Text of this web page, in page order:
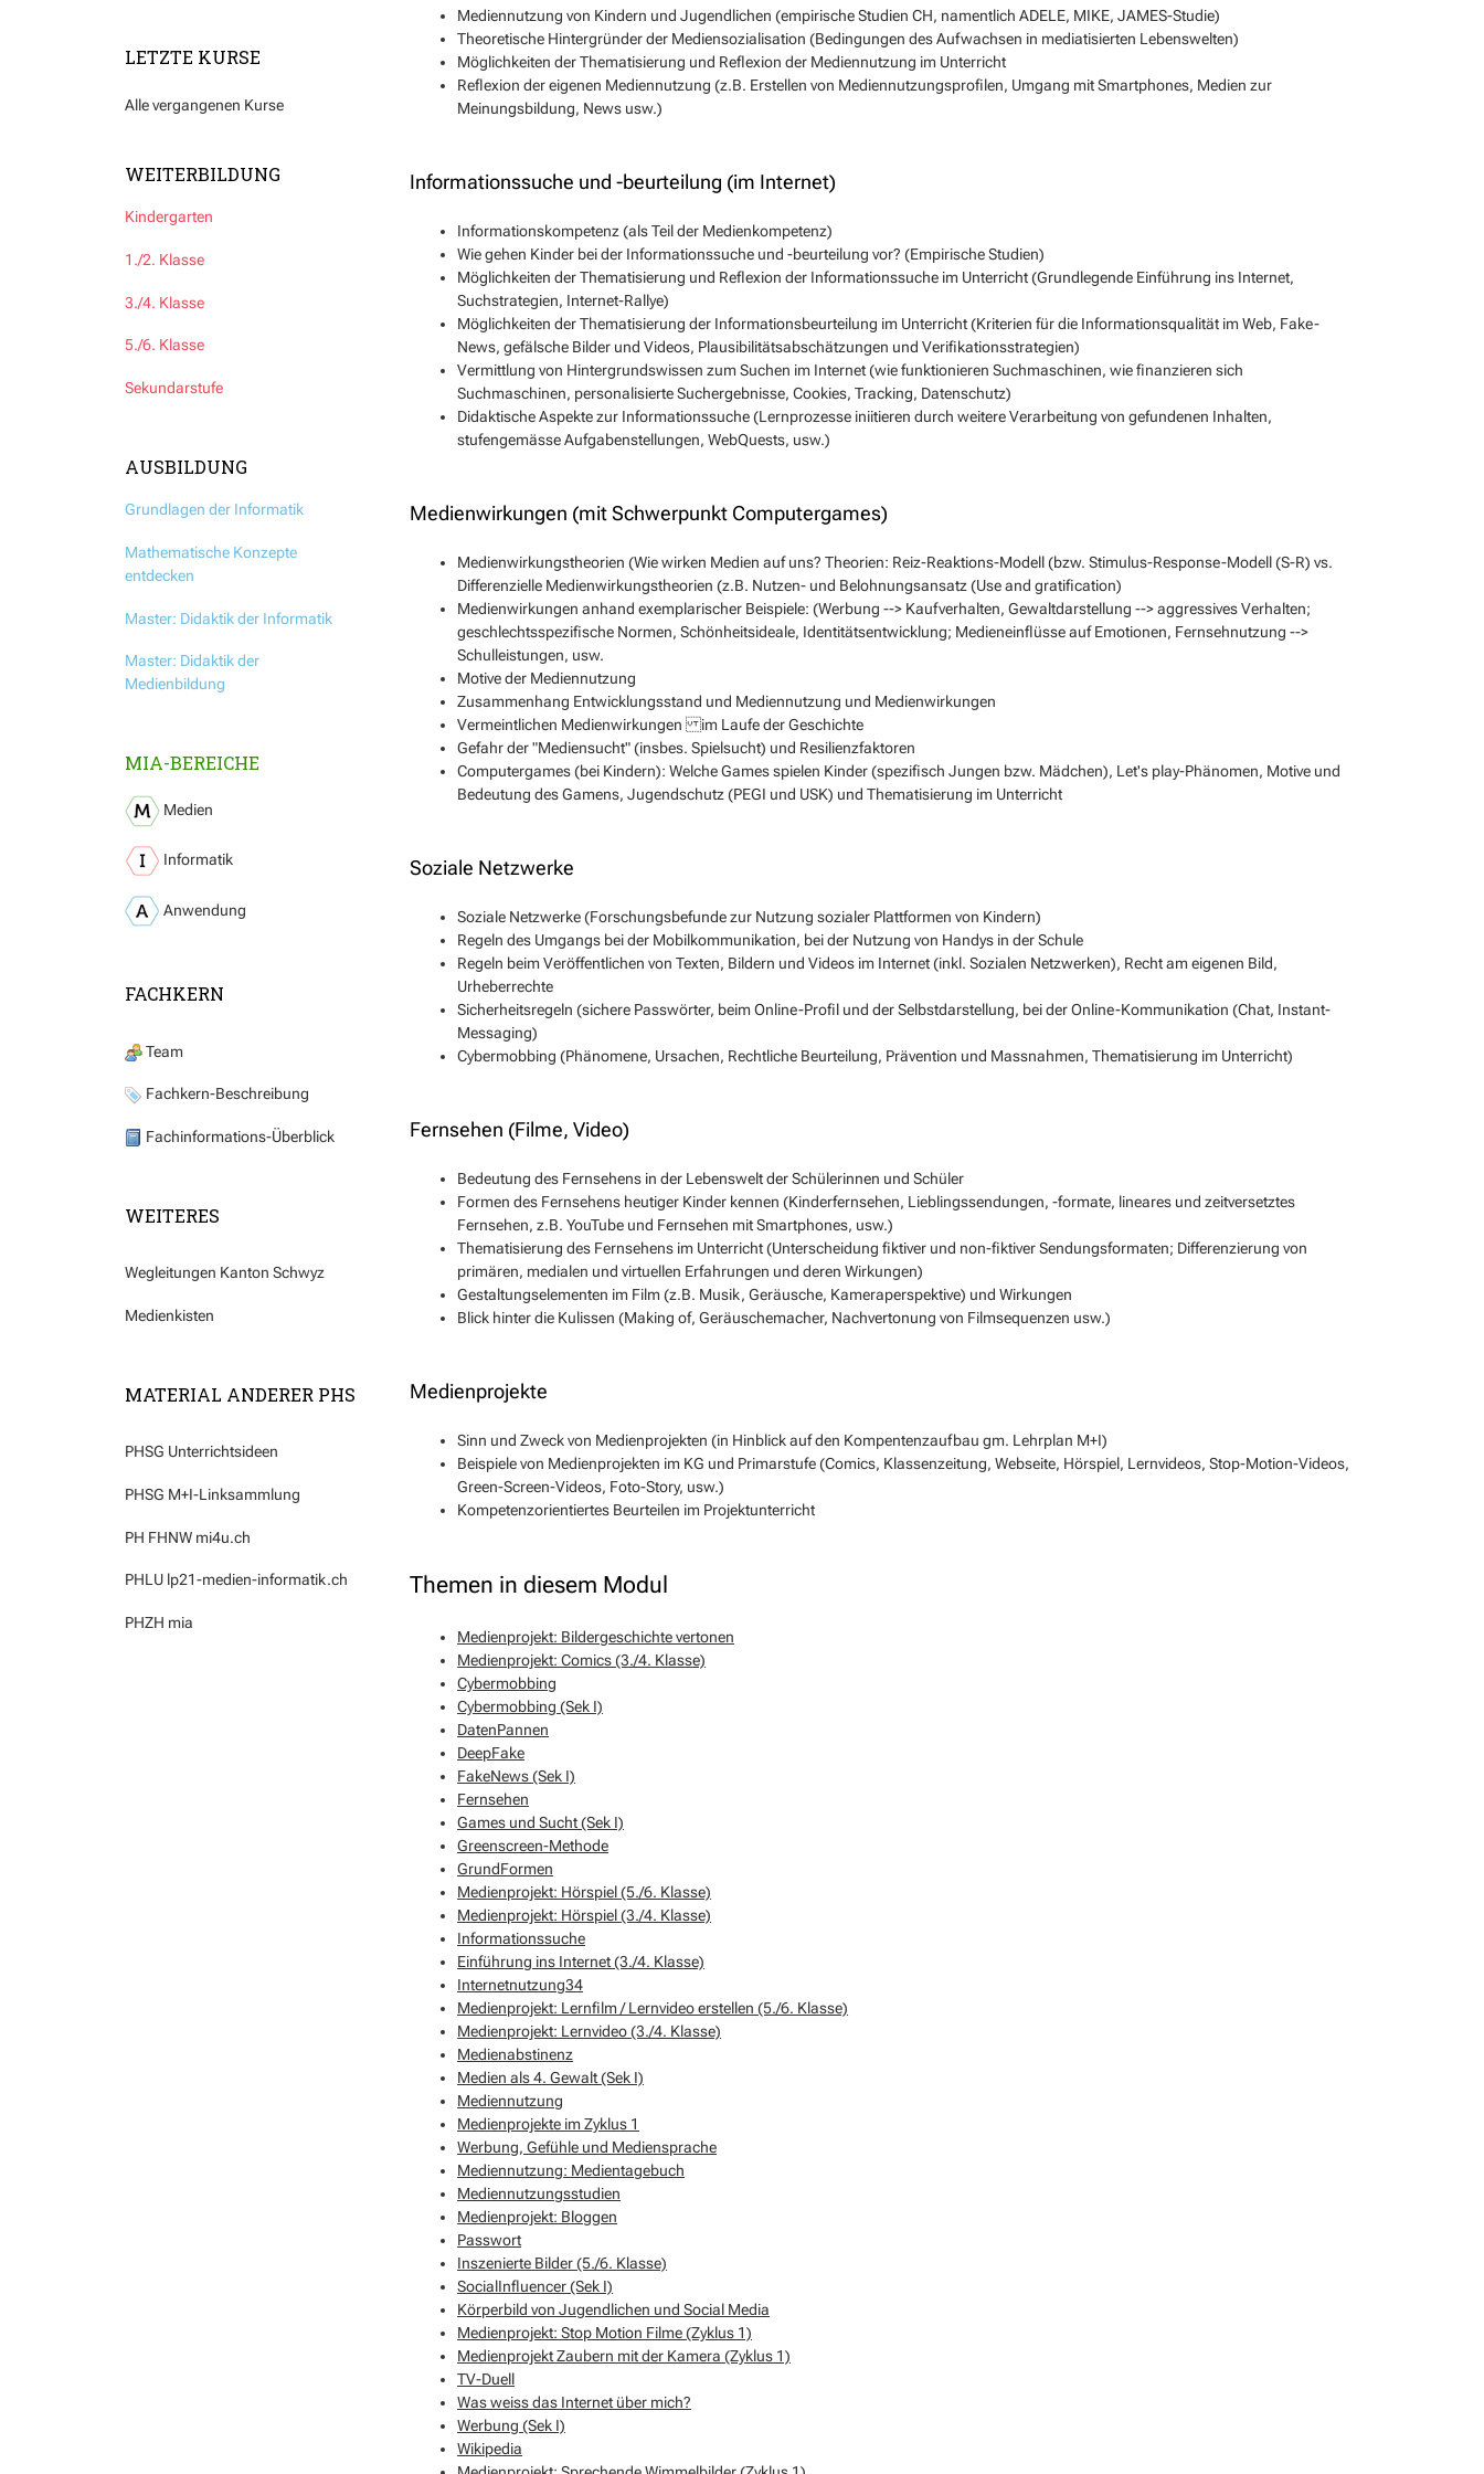
LETZTE KURSE
Alle vergangenen Kurse
WEITERBILDUNG
Kindergarten
1./2. Klasse
3./4. Klasse
5./6. Klasse
Sekundarstufe
AUSBILDUNG
Grundlagen der Informatik
Mathematische Konzepte
entdecken
Master: Didaktik der Informatik
Master: Didaktik der
Medienbildung
MIA-BEREICHE
Medien
Informatik
Anwendung
FACHKERN
Team
Fachkern-Beschreibung
Fachinformations-Überblick
WEITERES
Wegleitungen Kanton Schwyz
Medienkisten
MATERIAL ANDERER PHS
PHSG Unterrichtsideen
PHSG M+I-Linksammlung
PH FHNW mi4u.ch
PHLU lp21-medien-informatik.ch
PHZH mia
Mediennutzung von Kindern und Jugendlichen (empirische Studien CH, namentlich ADELE, MIKE, JAMES-Studie)
Theoretische Hintergründer der Mediensozialisation (Bedingungen des Aufwachsen in mediatisierten Lebenswelten)
Möglichkeiten der Thematisierung und Reflexion der Mediennutzung im Unterricht
Reflexion der eigenen Mediennutzung (z.B. Erstellen von Mediennutzungsprofilen, Umgang mit Smartphones, Medien zur
Meinungsbildung, News usw.)
Informationssuche und -beurteilung (im Internet)
Informationskompetenz (als Teil der Medienkompetenz)
Wie gehen Kinder bei der Informationssuche und -beurteilung vor? (Empirische Studien)
Möglichkeiten der Thematisierung und Reflexion der Informationssuche im Unterricht (Grundlegende Einführung ins Internet,
Suchstrategien, Internet-Rallye)
Möglichkeiten der Thematisierung der Informationsbeurteilung im Unterricht (Kriterien für die Informationsqualität im Web, Fake-
News, gefälsche Bilder und Videos, Plausibilitätsabschätzungen und Verifikationsstrategien)
Vermittlung von Hintergrundswissen zum Suchen im Internet (wie funktionieren Suchmaschinen, wie finanzieren sich
Suchmaschinen, personalisierte Suchergebnisse, Cookies, Tracking, Datenschutz)
Didaktische Aspekte zur Informationssuche (Lernprozesse iniitieren durch weitere Verarbeitung von gefundenen Inhalten,
stufengemässe Aufgabenstellungen, WebQuests, usw.)
Medienwirkungen (mit Schwerpunkt Computergames)
Medienwirkungstheorien (Wie wirken Medien auf uns? Theorien: Reiz-Reaktions-Modell (bzw. Stimulus-Response-Modell (S-R) vs.
Differenzielle Medienwirkungstheorien (z.B. Nutzen- und Belohnungsansatz (Use and gratification)
Medienwirkungen anhand exemplarischer Beispiele: (Werbung --> Kaufverhalten, Gewaltdarstellung --> aggressives Verhalten;
geschlechtsspezifische Normen, Schönheitsideale, Identitätsentwicklung; Medieneinflüsse auf Emotionen, Fernsehnutzung -->
Schulleistungen, usw.
Motive der Mediennutzung
Zusammenhang Entwicklungsstand und Mediennutzung und Medienwirkungen
Vermeintlichen Medienwirkungen im Laufe der Geschichte
Gefahr der "Mediensucht" (insbes. Spielsucht) und Resilienzfaktoren
Computergames (bei Kindern): Welche Games spielen Kinder (spezifisch Jungen bzw. Mädchen), Let's play-Phänomen, Motive und
Bedeutung des Gamens, Jugendschutz (PEGI und USK) und Thematisierung im Unterricht
Soziale Netzwerke
Soziale Netzwerke (Forschungsbefunde zur Nutzung sozialer Plattformen von Kindern)
Regeln des Umgangs bei der Mobilkommunikation, bei der Nutzung von Handys in der Schule
Regeln beim Veröffentlichen von Texten, Bildern und Videos im Internet (inkl. Sozialen Netzwerken), Recht am eigenen Bild,
Urheberrechte
Sicherheitsregeln (sichere Passwörter, beim Online-Profil und der Selbstdarstellung, bei der Online-Kommunikation (Chat, Instant-
Messaging)
Cybermobbing (Phänomene, Ursachen, Rechtliche Beurteilung, Prävention und Massnahmen, Thematisierung im Unterricht)
Fernsehen (Filme, Video)
Bedeutung des Fernsehens in der Lebenswelt der Schülerinnen und Schüler
Formen des Fernsehens heutiger Kinder kennen (Kinderfernsehen, Lieblingssendungen, -formate, lineares und zeitversetztes
Fernsehen, z.B. YouTube und Fernsehen mit Smartphones, usw.)
Thematisierung des Fernsehens im Unterricht (Unterscheidung fiktiver und non-fiktiver Sendungsformaten; Differenzierung von
primären, medialen und virtuellen Erfahrungen und deren Wirkungen)
Gestaltungselementen im Film (z.B. Musik, Geräusche, Kameraperspektive) und Wirkungen
Blick hinter die Kulissen (Making of, Geräuschemacher, Nachvertonung von Filmsequenzen usw.)
Medienprojekte
Sinn und Zweck von Medienprojekten (in Hinblick auf den Kompentenzaufbau gm. Lehrplan M+I)
Beispiele von Medienprojekten im KG und Primarstufe (Comics, Klassenzeitung, Webseite, Hörspiel, Lernvideos, Stop-Motion-Videos,
Green-Screen-Videos, Foto-Story, usw.)
Kompetenzorientiertes Beurteilen im Projektunterricht
Themen in diesem Modul
Medienprojekt: Bildergeschichte vertonen
Medienprojekt: Comics (3./4. Klasse)
Cybermobbing
Cybermobbing (Sek I)
DatenPannen
DeepFake
FakeNews (Sek I)
Fernsehen
Games und Sucht (Sek I)
Greenscreen-Methode
GrundFormen
Medienprojekt: Hörspiel (5./6. Klasse)
Medienprojekt: Hörspiel (3./4. Klasse)
Informationssuche
Einführung ins Internet (3./4. Klasse)
Internetnutzung34
Medienprojekt: Lernfilm / Lernvideo erstellen (5./6. Klasse)
Medienprojekt: Lernvideo (3./4. Klasse)
Medienabstinenz
Medien als 4. Gewalt (Sek I)
Mediennutzung
Medienprojekte im Zyklus 1
Werbung, Gefühle und Mediensprache
Mediennutzung: Medientagebuch
Mediennutzungsstudien
Medienprojekt: Bloggen
Passwort
Inszenierte Bilder (5./6. Klasse)
SocialInfluencer (Sek I)
Körperbild von Jugendlichen und Social Media
Medienprojekt: Stop Motion Filme (Zyklus 1)
Medienprojekt Zaubern mit der Kamera (Zyklus 1)
TV-Duell
Was weiss das Internet über mich?
Werbung (Sek I)
Wikipedia